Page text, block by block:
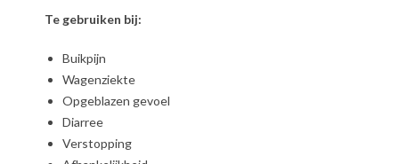
Te gebruiken bij:
Buikpijn
Wagenziekte
Opgeblazen gevoel
Diarree
Verstopping